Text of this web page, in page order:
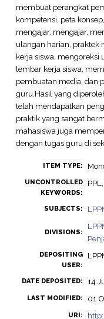
membuat perangkat
kompetensi, peta
mengajar, mengajar,
ulangan harian,
kerja siswa,
lembar kerja siswa,
pembuatan media, dan
guru.Hasil yang
telah mendapatkan
praktik yang sangat
mahasiswa juga
dengan tugas guru di
ITEM TYPE:
UNCONTROLLED
KEYWORDS:
SUBJECTS:
DIVISIONS:
DEPOSITING
USER:
DATE DEPOSITED: 14
LAST MODIFIED: 01
URI: